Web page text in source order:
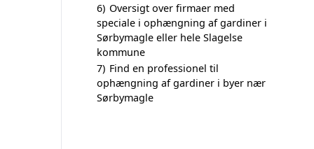
6) Oversigt over firmaer med
speciale i ophængning af gardiner i
Sørbymagle eller hele Slagelse
kommune
7) Find en professionel til
ophængning af gardiner i byer nær
Sørbymagle